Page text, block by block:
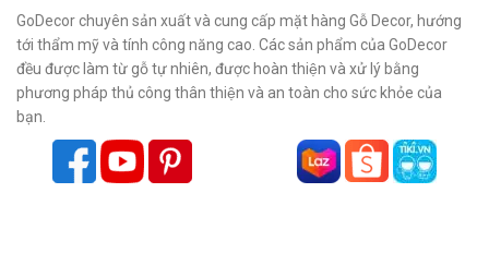
GoDecor chuyên sản xuất và cung cấp mặt hàng Gỗ Decor, hướng
tới thẩm mỹ và tính công năng cao. Các sản phẩm của GoDecor
đều được làm từ gỗ tự nhiên, được hoàn thiện và xử lý bằng
phương pháp thủ công thân thiện và an toàn cho sức khỏe của
bạn.